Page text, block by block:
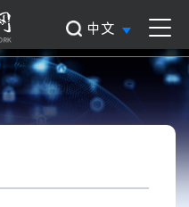
中文